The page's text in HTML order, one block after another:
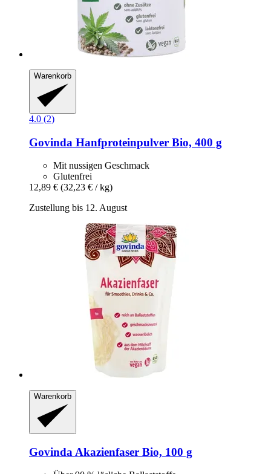
Warenkorb
4.0 (2)
Govinda Hanfproteinpulver Bio, 400 g
Mit nussigen Geschmack
Glutenfrei
12,89 € (32,23 € / kg)
Zustellung bis 12. August
Warenkorb
Govinda Akazienfaser Bio, 100 g